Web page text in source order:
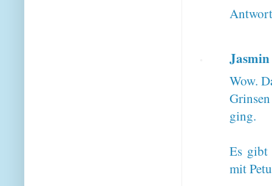
Jasmin
Wow.
ging.
Es gibt
mit